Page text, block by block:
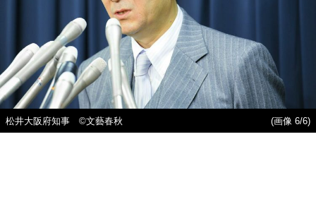
松井大阪府知事 ©文藝春秋 (画像 6/6)